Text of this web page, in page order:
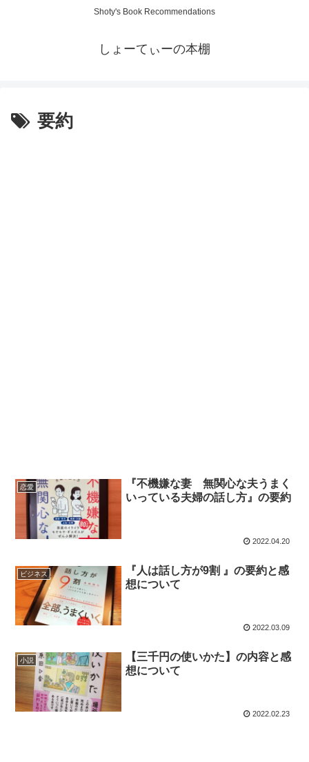
Shoty's Book Recommendations
しょーてぃーの本棚
要約
恋愛
『不機嫌な妻 無関心な夫うまく
いっている夫婦の話し方』の要約
2022.04.20
ビジネス
『人は話し方が9割 』の要約と感
想について
2022.03.09
小説
【三千円の使いかた】の内容と感
想について
2022.02.23